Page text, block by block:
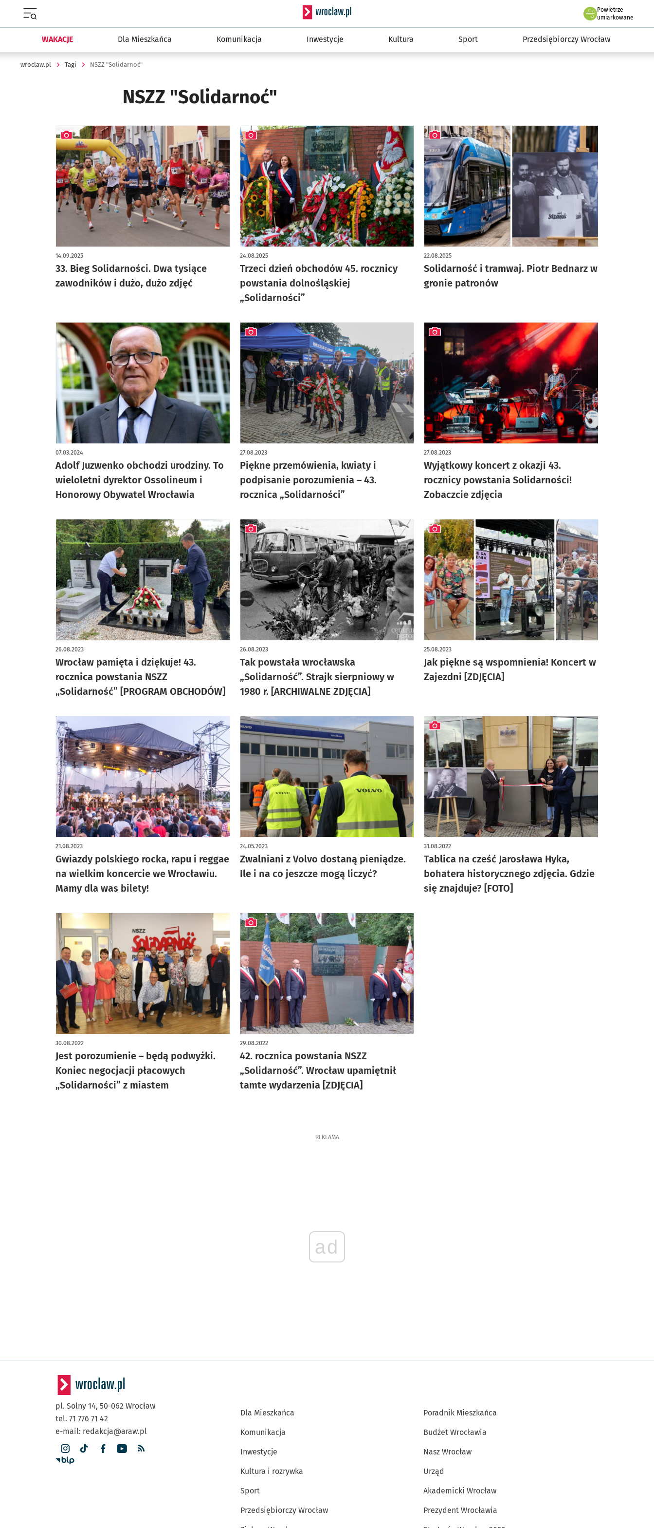
Serwis informacyjny wroclaw.pl
Powietrze
we Wrocławiu
umiarkowane
WAKACJE Dla Mieszkańca Komunikacja Inwestycje Kultura Sport Przedsiębiorczy Wrocław
wroclaw.pl Tagi NSZZ "Solidarnoć"
NSZZ "Solidarnoć"
33. Bieg Solidarności. Dwa tysiące
zawodników i dużo, dużo zdjęć
14.09.2025
artykuł z galerią zdjęć
Trzeci dzień obchodów 45. rocznicy
powstania dolnośląskiej
„Solidarności”
24.08.2025
artykuł z galerią zdjęć
Solidarność i tramwaj. Piotr Bednarz w
gronie patronów
22.08.2025
artykuł z galerią zdjęć
Adolf Juzwenko obchodzi urodziny. To
wieloletni dyrektor Ossolineum i
Honorowy Obywatel Wrocławia
07.03.2024
Piękne przemówienia, kwiaty i
podpisanie porozumienia – 43.
rocznica „Solidarności”
27.08.2023
artykuł z galerią zdjęć
Wyjątkowy koncert z okazji 43.
rocznicy powstania Solidarności!
Zobaczcie zdjęcia
27.08.2023
artykuł z galerią zdjęć
Wrocław pamięta i dziękuje! 43.
rocznica powstania NSZZ
„Solidarność” [PROGRAM OBCHODÓW]
26.08.2023
Tak powstała wrocławska
„Solidarność”. Strajk sierpniowy w
1980 r. [ARCHIWALNE ZDJĘCIA]
26.08.2023
artykuł z galerią zdjęć
Jak piękne są wspomnienia! Koncert w
Zajezdni [ZDJĘCIA]
25.08.2023
artykuł z galerią zdjęć
Gwiazdy polskiego rocka, rapu i reggae
na wielkim koncercie we Wrocławiu.
Mamy dla was bilety!
21.08.2023
Zwalniani z Volvo dostaną pieniądze.
Ile i na co jeszcze mogą liczyć?
24.05.2023
Tablica na cześć Jarosława Hyka,
bohatera historycznego zdjęcia. Gdzie
się znajduje? [FOTO]
31.08.2022
artykuł z galerią zdjęć
Jest porozumienie – będą podwyżki.
Koniec negocjacji płacowych
„Solidarności” z miastem
30.08.2022
42. rocznica powstania NSZZ
„Solidarność”. Wrocław upamiętnił
tamte wydarzenia [ZDJĘCIA]
29.08.2022
artykuł z galerią zdjęć
REKLAMA
ad
pl. Solny 14, 50-062 Wrocław
tel. 71 776 71 42
e-mail: redakcja@araw.pl
Dla Mieszkańca
Komunikacja
Inwestycje
Kultura i rozrywka
Sport
Przedsiębiorczy Wrocław
Poradnik Mieszkańca
Budżet Wrocławia
Nasz Wrocław
Urząd
Akademicki Wrocław
Prezydent Wrocławia